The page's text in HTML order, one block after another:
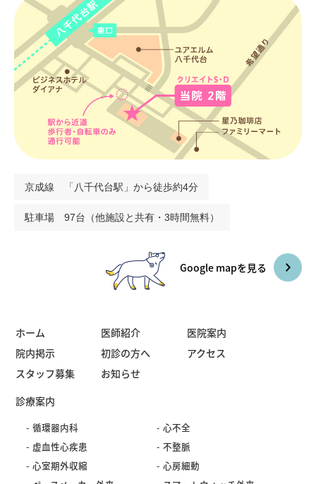
京成線 「八千代台駅」から徒歩約4分
駐車場 97台（他施設と共有・3時間無料）
Google mapを見る
ホーム 医師紹介
医院案内
院内掲示
初診の方へ
アクセス
スタッフ募集
お知らせ
診療案内
循環器内科
心不全
虚血性心疾患
不整脈
心室期外収縮
心房細動